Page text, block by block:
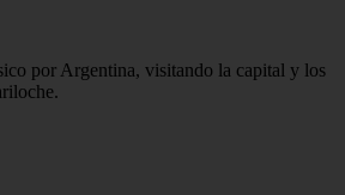
por Argentina, visitando la capital y los